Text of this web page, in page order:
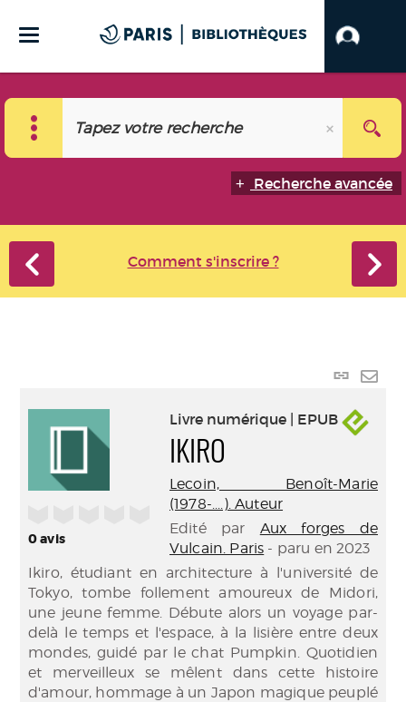
Recherche avancée
Comment s'inscrire ?
Lien
0avis
Livre numérique | EPUB
IKIRO
Lecoin, Benoît-Marie
(1978-....). Auteur
Edité par Aux forges de
Vulcain. Paris - paru en 2023
Ikiro, étudiant en architecture à l'université de
Tokyo, tombe follement amoureux de Midori,
une jeune femme. Débute alors un voyage par-
delà le temps et l'espace, à la lisière entre deux
mondes, guidé par le chat Pumpkin. Quotidien
et merveilleux se mêlent dans cette histoire
d'amour, hommage à un Japon magique peuplé